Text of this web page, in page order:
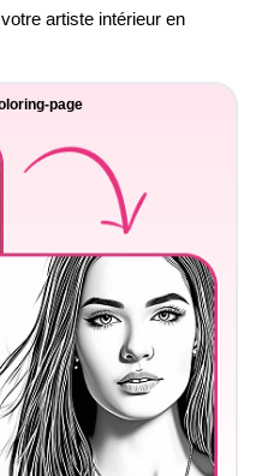
artiste intérieur en
page